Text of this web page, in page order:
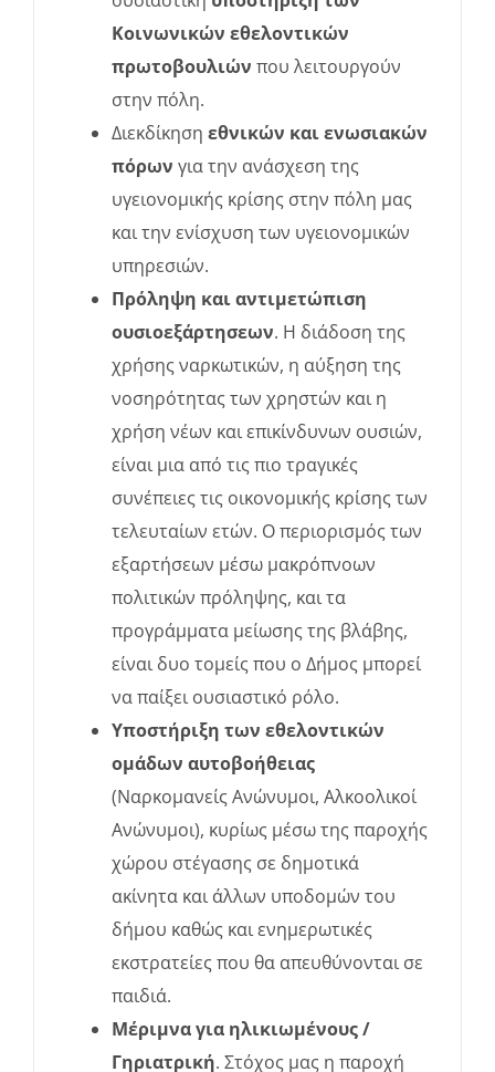
Κοινωνικών εθελοντικών
πρωτοβουλιών που λειτουργούν
στην πόλη.
Διεκδίκηση εθνικών και ενωσιακών
πόρων για την ανάσχεση της
υγειονομικής κρίσης στην πόλη μας
και την ενίσχυση των υγειονομικών
υπηρεσιών.
Πρόληψη και αντιμετώπιση
ουσιοεξάρτησεων. Η διάδοση της
χρήσης ναρκωτικών, η αύξηση της
νοσηρότητας των χρηστών και η
χρήση νέων και επικίνδυνων ουσιών,
είναι μια από τις πιο τραγικές
συνέπειες τις οικονομικής κρίσης των
τελευταίων ετών. Ο περιορισμός των
εξαρτήσεων μέσω μακρόπνοων
πολιτικών πρόληψης, και τα
προγράμματα μείωσης της βλάβης,
είναι δυο τομείς που ο Δήμος μπορεί
να παίξει ουσιαστικό ρόλο.
Υποστήριξη των εθελοντικών
ομάδων αυτοβοήθειας
(Ναρκομανείς Ανώνυμοι, Αλκοολικοί
Ανώνυμοι), κυρίως μέσω της παροχής
χώρου στέγασης σε δημοτικά
ακίνητα και άλλων υποδομών του
δήμου καθώς και ενημερωτικές
εκστρατείες που θα απευθύνονται σε
παιδιά.
Μέριμνα για ηλικιωμένους /
Γηριατρική. Στόχος μας η παροχή